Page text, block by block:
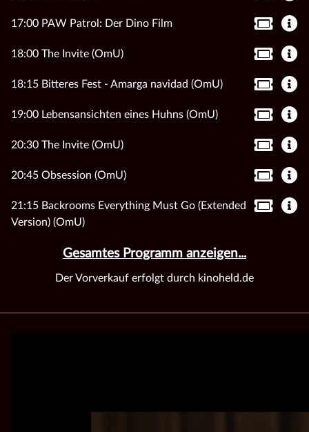
17:00 PAW Patrol: Der Dino Film
18:00 The Invite (OmU)
18:15 Bitteres Fest - Amarga navidad (OmU)
19:00 Lebensansichten eines Huhns (OmU)
20:30 The Invite (OmU)
20:45 Obsession (OmU)
21:15 Backrooms Everything Must Go (Extended
Version) (OmU)
Gesamtes Programm anzeigen...
Der Vorverkauf erfolgt durch kinoheld.de